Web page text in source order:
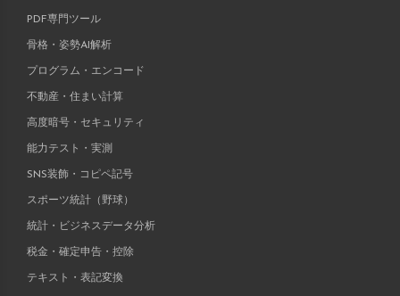
PDF専門ツール
骨格・姿勢AI解析
プログラム・エンコード
不動産・住まい計算
高度暗号・セキュリティ
能力テスト・実測
SNS装飾・コピペ記号
スポーツ統計（野球）
統計・ビジネスデータ分析
税金・確定申告・控除
テキスト・表記変換